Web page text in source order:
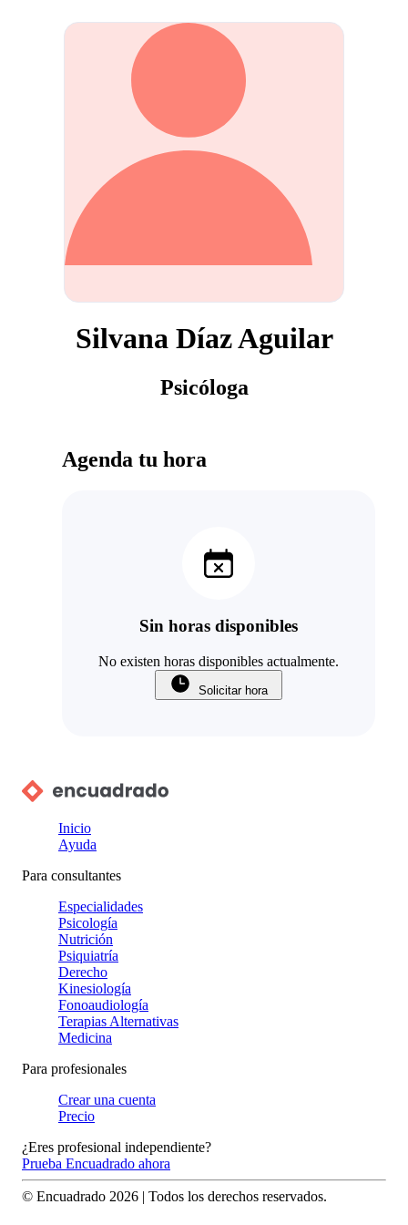
Silvana Díaz Aguilar
Psicóloga
Agenda tu hora
Sin horas disponibles
No existen horas disponibles actualmente.
Solicitar hora
Inicio
Ayuda
Para consultantes
Especialidades
Psicología
Nutrición
Psiquiatría
Derecho
Kinesiología
Fonoaudiología
Terapias Alternativas
Medicina
Para profesionales
Crear una cuenta
Precio
¿Eres profesional independiente?
Prueba Encuadrado ahora
© Encuadrado 2026 | Todos los derechos reservados.